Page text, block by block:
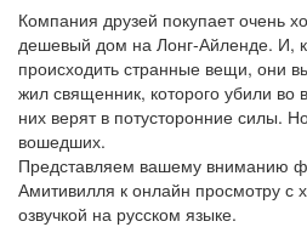
Компания друзей покупает очень
дешевый дом на Лонг-Айленде. И,
происходить странные вещи, они
жил священник, которого убили во
них верят в потусторонние силы.
вошедших.
Представляем вашему вниманию
Амитивилля к онлайн просмотру с
озвучкой на русском языке.